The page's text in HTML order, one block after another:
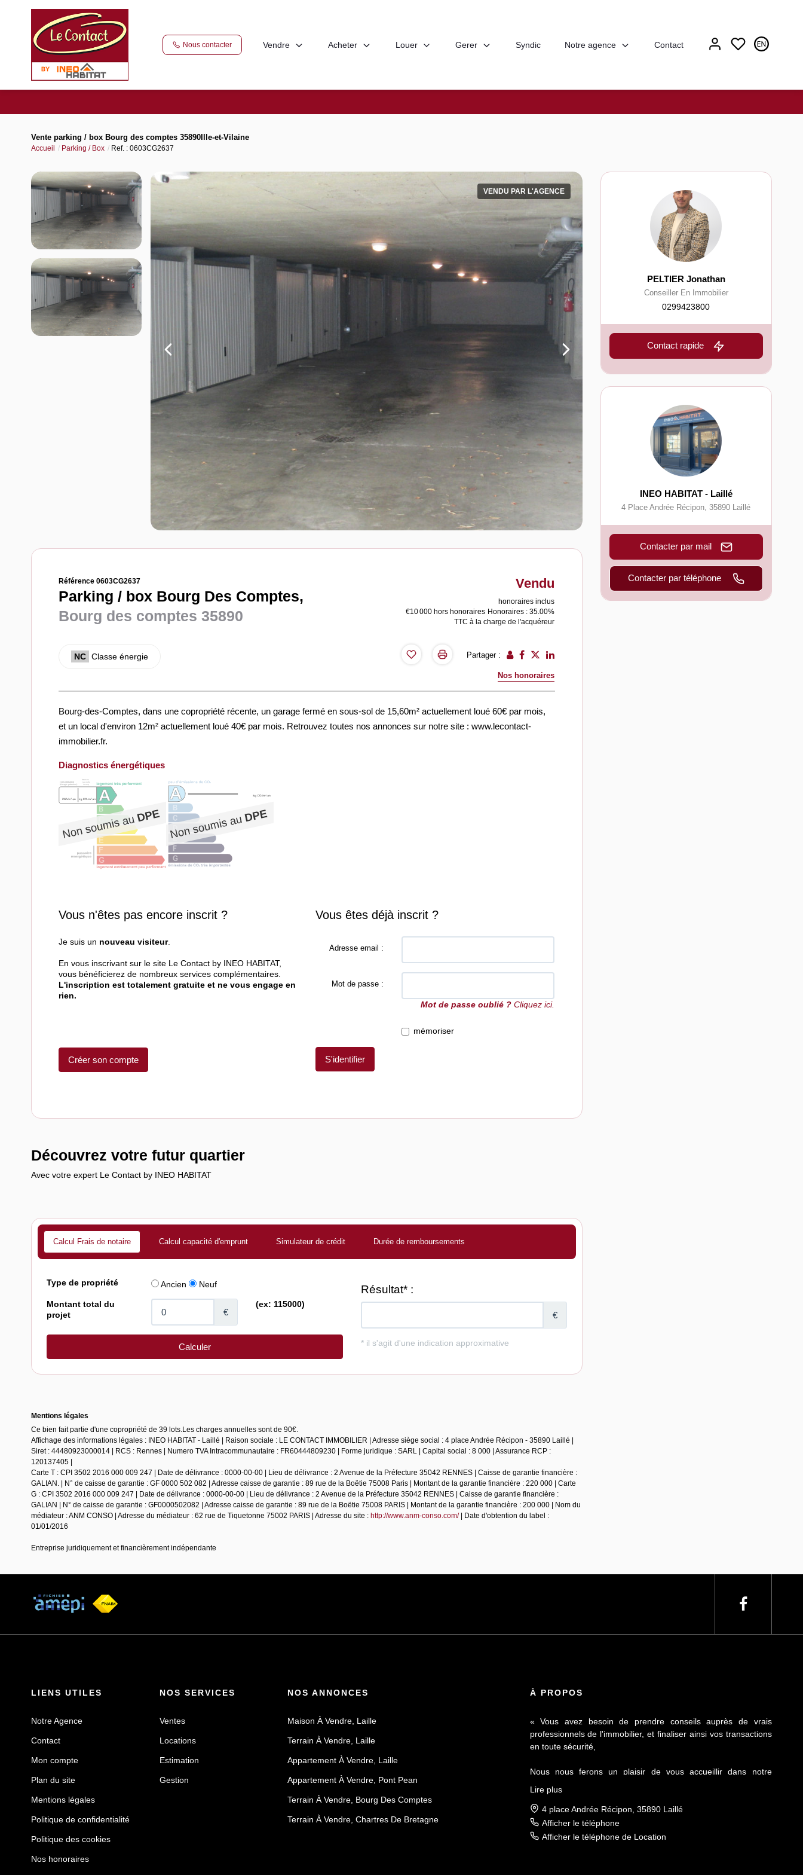
Nous contacter Vendre Acheter Louer Gerer Syndic Notre agence Contact
Vente parking / box Bourg des comptes 35890Ille-et-Vilaine
Accueil Parking / Box Ref. : 0603CG2637
VENDU PAR L'AGENCE
Référence 0603CG2637
Parking / box Bourg Des Comptes,
Bourg des comptes 35890
NC Classe énergie
Vendu
honoraires inclus
€10 000 hors honoraires Honoraires : 35.00%
TTC à la charge de l'acquéreur
Partager :
Nos honoraires
Bourg-des-Comptes, dans une copropriété récente, un garage fermé en sous-sol de 15,60m² actuellement loué 60€ par mois,
et un local d'environ 12m² actuellement loué 40€ par mois. Retrouvez toutes nos annonces sur notre site : www.lecontact-
immobilier.fr.
Diagnostics énergétiques
Vous n'êtes pas encore inscrit ?
Je suis un nouveau visiteur.
En vous inscrivant sur le site Le Contact by INEO HABITAT,
vous bénéficierez de nombreux services complémentaires.
L'inscription est totalement gratuite et ne vous engage en
rien.
Créer son compte
Vous êtes déjà inscrit ?
Adresse email :
Mot de passe :
Mot de passe oublié ? Cliquez ici.
mémoriser
S'identifier
Découvrez votre futur quartier
Avec votre expert Le Contact by INEO HABITAT
Calcul Frais de notaire Calcul capacité d'emprunt Simulateur de crédit Durée de remboursements
PELTIER Jonathan
Conseiller En Immobilier
0299423800
Contact rapide
INEO HABITAT - Laillé
4 Place Andrée Récipon,35890 Laillé
Contacter par mail
Contacter par téléphone
Mentions légales
Ce bien fait partie d'une copropriété de 39 lots.Les charges annuelles sont de 90€.
Affichage des informations légales : INEO HABITAT - Laillé | Raison sociale : LE CONTACT IMMOBILIER | Adresse siège social : 4 place Andrée Récipon - 35890 Laillé |
Siret : 44480923000014 | RCS : Rennes | Numero TVA Intracommunautaire : FR60444809230 | Forme juridique : SARL | Capital social : 8 000 | Assurance RCP :
120137405 |
Carte T : CPI 3502 2016 000 009 247 | Date de délivrance : 0000-00-00 | Lieu de délivrance : 2 Avenue de la Préfecture 35042 RENNES | Caisse de garantie financière :
GALIAN. | N° de caisse de garantie : GF 0000 502 082 | Adresse caisse de garantie : 89 rue de la Boëtie 75008 Paris | Montant de la garantie financière : 220 000 | Carte
G : CPI 3502 2016 000 009 247 | Date de délivrance : 0000-00-00 | Lieu de délivrance : 2 Avenue de la Préfecture 35042 RENNES | Caisse de garantie financière :
GALIAN | N° de caisse de garantie : GF0000502082 | Adresse caisse de garantie : 89 rue de la Boëtie 75008 PARIS | Montant de la garantie financière : 200 000 | Nom du
médiateur : ANM CONSO | Adresse du médiateur : 62 rue de Tiquetonne 75002 PARIS | Adresse du site : http://www.anm-conso.com/| Date d'obtention du label :
01/01/2016
Entreprise juridiquement et financièrement indépendante
LIENS UTILES
Notre Agence
Contact
Mon compte
Plan du site
Mentions légales
Politique de confidentialité
Politique des cookies
Nos honoraires
NOS SERVICES
Ventes
Locations
Estimation
Gestion
NOS ANNONCES
Maison À Vendre, Laille
Terrain À Vendre, Laille
Appartement À Vendre, Laille
Appartement À Vendre, Pont Pean
Terrain À Vendre, Bourg Des Comptes
Terrain À Vendre, Chartres De Bretagne
À PROPOS
« Vous avez besoin de prendre conseils auprès de vrais
professionnels de l'immobilier, et finaliser ainsi vos transactions
en toute sécurité,
Nous nous ferons un plaisir de vous accueillir dans notre
de Rennes sur l'axe Rennes-Nantes.
Réputés pour notre sérieux et notre déontologie, membre de la
FNAIM et du Fichier commun Exclusivité AMEPI nous saurons
Lire plus
4 place Andrée Récipon, 35890 Laillé
Afficher le téléphone
Afficher le téléphone de Location